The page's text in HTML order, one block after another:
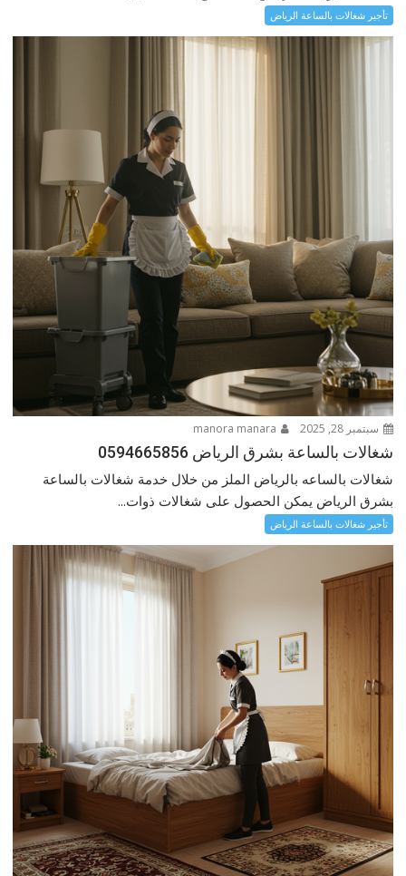
تأجير شغالات بالساعة الرياض
سبتمبر 28, 2025
شغالات بالساعة بشرق الرياض 0594665856
شغالات بالساعه بالرياض الملز من خلال خدمة شغالات بالساعة
بشرق الرياض يمكن الحصول على شغالات ذوات...
تأجير شغالات بالساعة الرياض